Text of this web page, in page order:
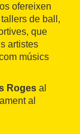
ofereixen
de ball,
que
artistes
músics
Roges al
al